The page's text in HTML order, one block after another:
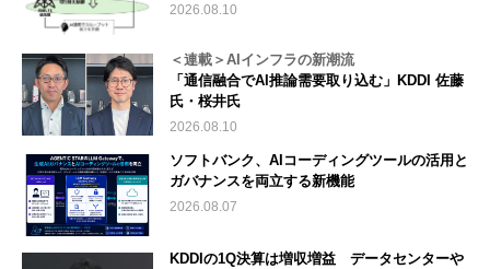
2026.08.10
＜連載＞AIインフラの新潮流
「通信融合でAI推論需要取り込む」KDDI 佐藤
氏・桜井氏
2026.08.10
ソフトバンク、AIコーディングツールの活用と
ガバナンスを両立する新機能
2026.08.07
KDDIの1Q決算は増収増益 データセンターや